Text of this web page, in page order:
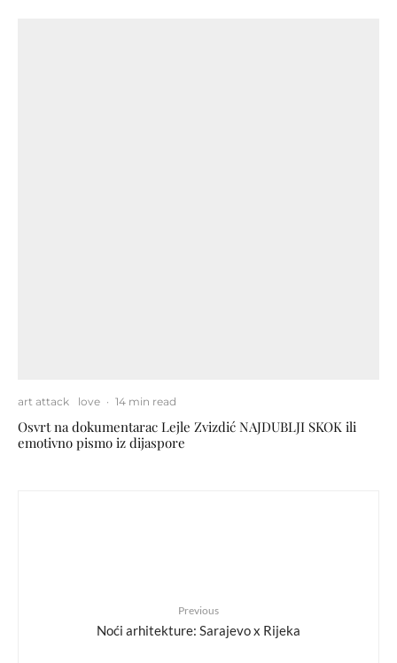
art attack love · 14 min read
Osvrt na dokumentarac Lejle Zvizdić NAJDUBLJI SKOK ili
emotivno pismo iz dijaspore
Previous
Noći arhitekture: Sarajevo x Rijeka